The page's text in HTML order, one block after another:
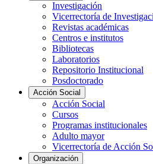
Investigación
Vicerrectoría de
Revistas académicas
Centros e institutos
Bibliotecas
Laboratorios
Repositorio Institucional
Posdoctorado
Acción Social
Acción Social
Cursos
Programas institucionales
Adulto mayor
Vicerrectoría de Acción
Organización